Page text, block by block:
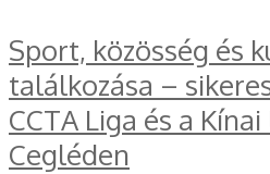
Sport, közösség és
találkozása –
CCTA Liga és a
Cegléden